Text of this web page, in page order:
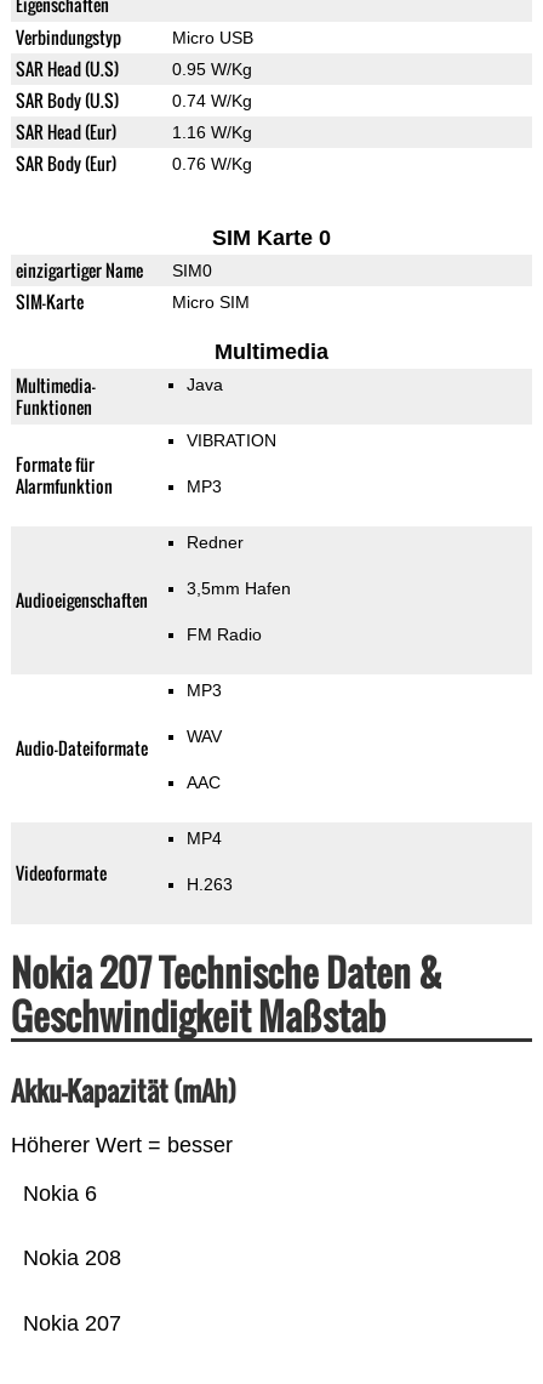
Verbindungstyp Micro USB
SAR Head (U.S) 0.95 W/Kg
SAR Body (U.S) 0.74 W/Kg
SAR Head (Eur) 1.16 W/Kg
SAR Body (Eur) 0.76 W/Kg
SIM Karte 0
einzigartiger Name SIM0
SIM-Karte Micro SIM
Multimedia
Multimedia-
Funktionen
Java
Formate für
Alarmfunktion
VIBRATION
MP3
Audioeigenschaften
Redner
3,5mm Hafen
FM Radio
Audio-Dateiformate
MP3
WAV
AAC
Videoformate
MP4
H.263
Nokia 207 Technische Daten &
Geschwindigkeit Maßstab
Akku-Kapazität (mAh)
Höherer Wert = besser
Nokia 207
Nokia 208
Nokia 6